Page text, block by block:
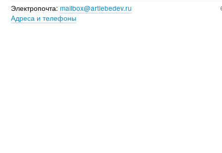
Электропочта: mailbox@artlebedev.ru
Адреса и телефоны